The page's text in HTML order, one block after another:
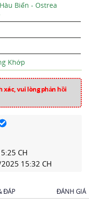
Biển - Ostrea
Khớp
vui lòng phản hồi
CH
15:32 CH
ĐÁP ĐÁNH GIÁ